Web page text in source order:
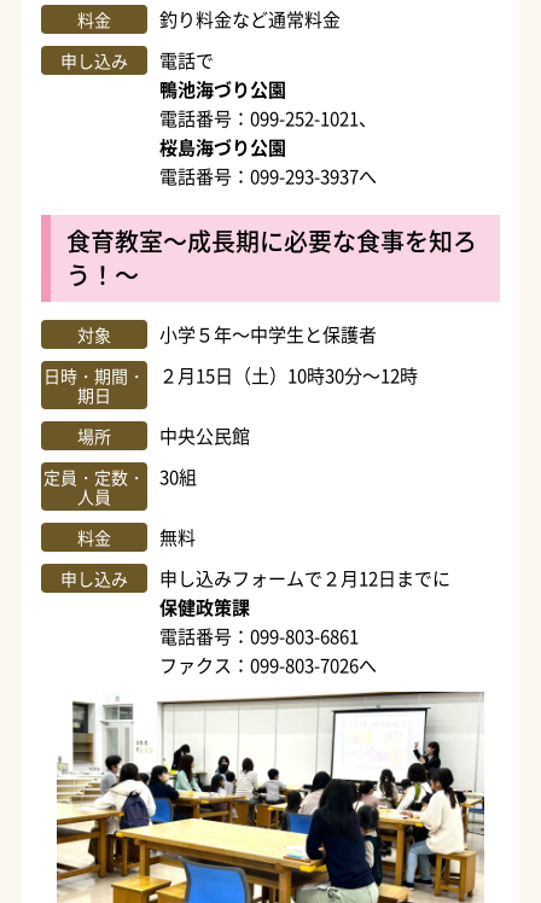
料金 釣り料金など通常料金
申し込み
電話で
鴨池海づり公園
電話番号：099-252-1021、
桜島海づり公園
電話番号：099-293-3937へ
食育教室～成長期に必要な食事を知ろ
う！～
対象 小学５年～中学生と保護者
日時・期間・
期日
２月15日（土）10時30分～12時
場所 中央公民館
定員・定数・
人員
30組
料金 無料
申し込み
申し込みフォームで２月12日までに
保健政策課
電話番号：099-803-6861
ファクス：099-803-7026へ